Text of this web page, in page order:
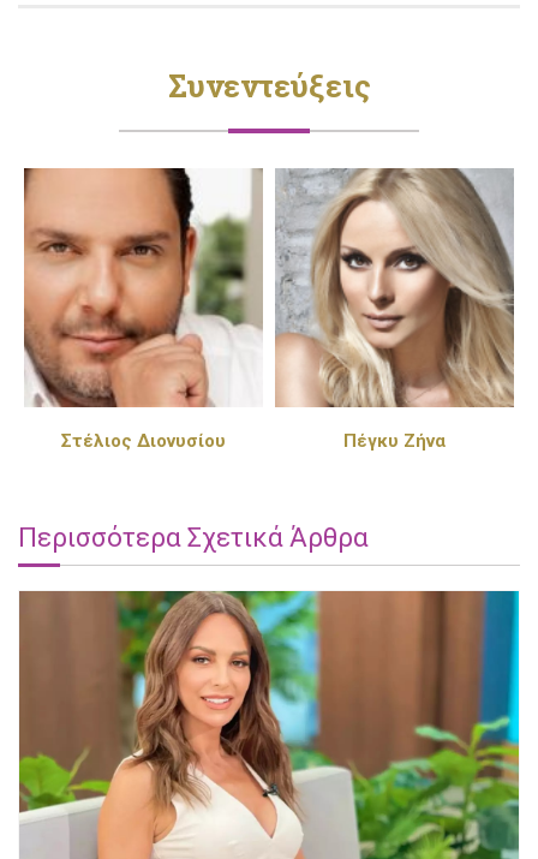
Συνεντεύξεις
Στέλιος Διονυσίου Πέγκυ Ζήνα
Περισσότερα Σχετικά Άρθρα